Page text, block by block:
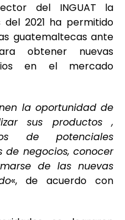
del INGUAT la
2021 ha permitido
guatemaltecas ante
obtener nuevas
en el mercado
la oportunidad de
sus productos ,
de potenciales
de negocios, conocer
de las nuevas
«, de acuerdo con